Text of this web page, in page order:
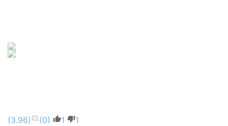
(3.96) (0) 1
1